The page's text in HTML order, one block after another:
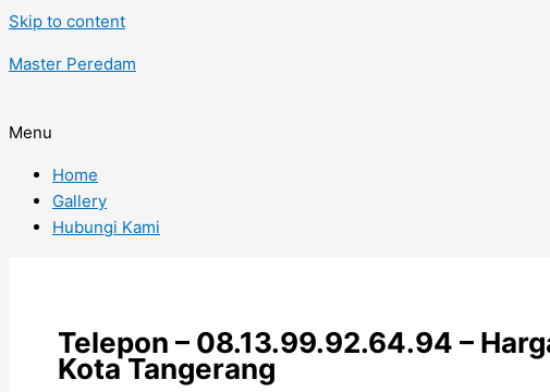
Skip to content
Master Peredam
Menu
Home
Gallery
Hubungi Kami
Telepon – 08.13.99.92.64.94 –
Kota Tangerang